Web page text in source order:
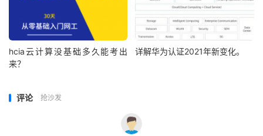
hcia云计算没基础多久能考出
来？
详解华为认证2021年新变化。
评论 抢沙发